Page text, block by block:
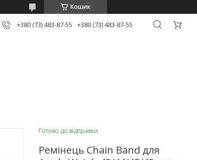
Кошик
+380 (73) 483-87-55 +380 (73) 483-87-55
Готово до відправки
Ремінець Chain Band для